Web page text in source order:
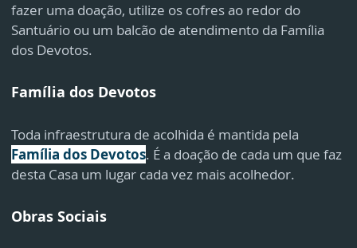
fazer uma doação, utilize os cofres ao redor do
Santuário ou um balcão de atendimento da Família
dos Devotos.
Família dos Devotos
Toda infraestrutura de acolhida é mantida pela
Família dos Devotos. É a doação de cada um que faz
desta Casa um lugar cada vez mais acolhedor.
Obras Sociais